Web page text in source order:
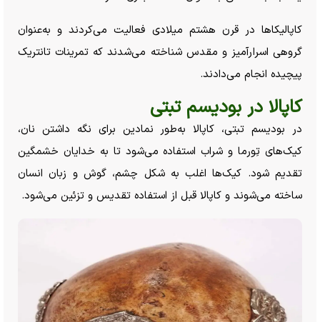
کاپالیکا‌ها در قرن هشتم میلادی فعالیت می‌کردند و به‌عنوان
گروهی اسرارآمیز و مقدس شناخته می‌شدند که تمرینات تانتریک
پیچیده انجام می‌دادند.
کاپالا در بودیسم تبتی
در بودیسم تبتی، کاپالا به‌طور نمادین برای نگه داشتن نان،
کیک‌های تِورما و شراب استفاده می‌شود تا به خدایان خشمگین
تقدیم شود. کیک‌ها اغلب به شکل چشم، گوش و زبان انسان
ساخته می‌شوند و کاپالا قبل از استفاده تقدیس و تزئین می‌شود.